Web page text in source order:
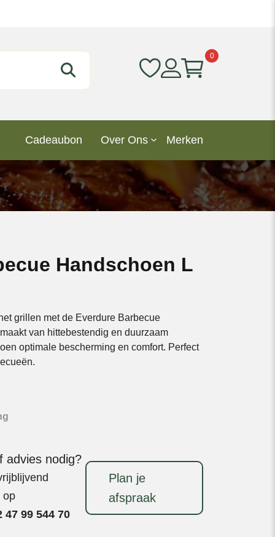
0
Cadeaubon Over Ons Merken
Handschoen L
grillen met de Everdure Barbecue
van hittebestendig en duurzaam
optimale bescherming en comfort. Perfect
advies nodig?
op
47 99 544 70
Plan je
afspraak